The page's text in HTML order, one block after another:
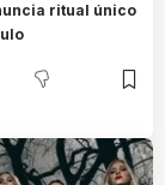
ritual único